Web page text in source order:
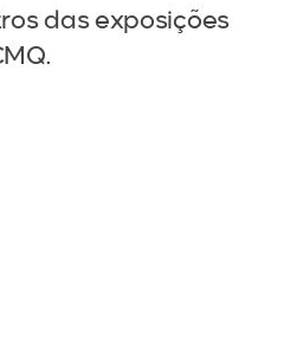
das exposições